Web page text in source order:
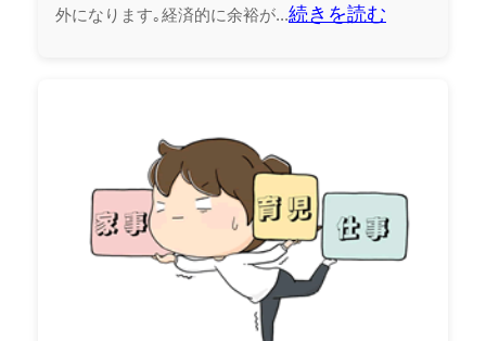
外になります｡経済的に余裕が...続きを読む